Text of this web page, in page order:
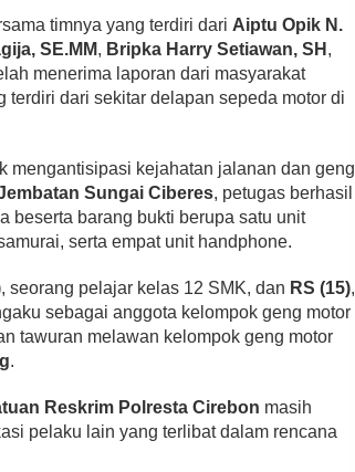
timnya yang terdiri dari Aiptu Opik N.
SE.MM, Bripka Harry Setiawan, SH ,
menerima laporan dari masyarakat
dari sekitar delapan sepeda motor di
mengantisipasi kejahatan jalanan dan geng
Sungai Ciberes, petugas berhasil
beserta barang bukti berupa satu unit
serta empat unit handphone.
, seorang pelajar kelas 12 SMK, dan RS (15),
sebagai anggota kelompok geng motor
tawuran melawan kelompok geng motor
.
Reskrim Polresta Cirebon masih
pelaku lain yang terlibat dalam rencana